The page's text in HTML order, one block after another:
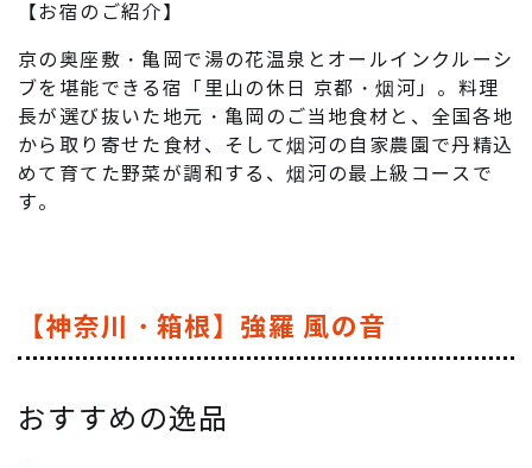
【お宿のご紹介】
京の奥座敷・亀岡で湯の花温泉とオールインクルーシ
ブを堪能できる宿「里山の休日 京都・烟河」。料理
長が選び抜いた地元・亀岡のご当地食材と、全国各地
から取り寄せた食材、そして烟河の自家農園で丹精込
めて育てた野菜が調和する、烟河の最上級コースで
す。
【神奈川・箱根】強羅 風の音
おすすめの逸品